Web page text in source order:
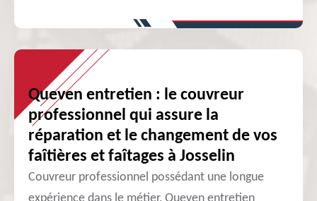
Queven entretien : le couvreur
professionnel qui assure la
réparation et le changement de vos
faîtières et faîtages à Josselin
Couvreur professionnel possédant une longue